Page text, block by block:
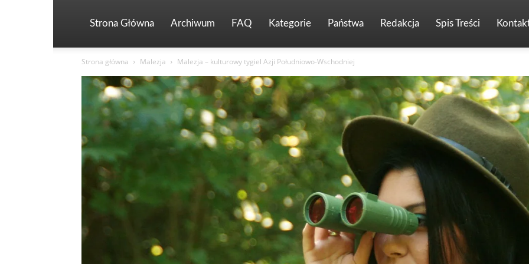
Strona Główna Archiwum FAQ Kategorie Państwa Redakcja Spis Treści
Strona główna Malezja Malezja – kulturowy tygiel Azji Południowo-Wschodniej